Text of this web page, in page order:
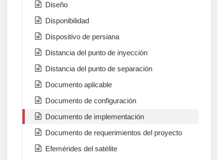
Diseño
Disponibilidad
Dispositivo de persiana
Distancia del punto de inyección
Distancia del punto de separación
Documento aplicable
Documento de configuración
Documento de implementación
Documento de requerimientos del proyecto
Efemérides del satélite